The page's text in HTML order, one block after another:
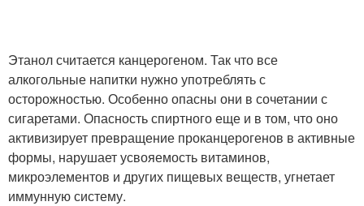
Этанол считается канцерогеном. Так что все
алкогольные напитки нужно употреблять с
осторожностью. Особенно опасны они в сочетании с
сигаретами. Опасность спиртного еще и в том, что оно
активизирует превращение проканцерогенов в активные
формы, нарушает усвояемость витаминов,
микроэлементов и других пищевых веществ, угнетает
иммунную систему.